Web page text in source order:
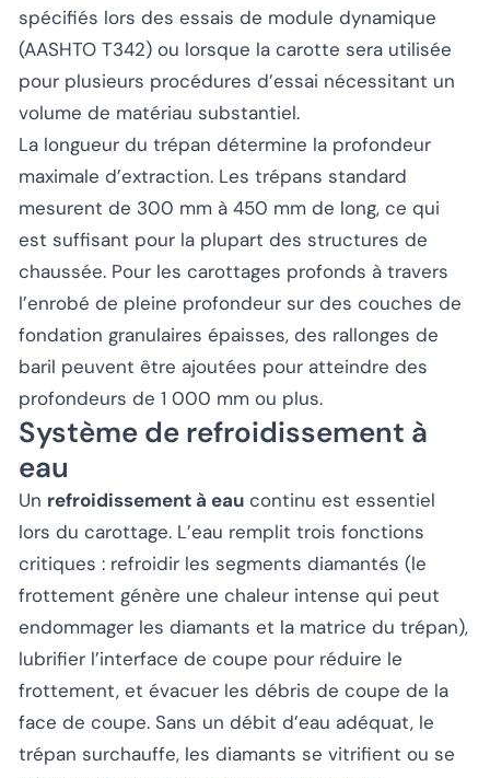
spécifiés lors des essais de module dynamique
(AASHTO T342) ou lorsque la carotte sera utilisée
pour plusieurs procédures d’essai nécessitant un
volume de matériau substantiel.
La longueur du trépan détermine la profondeur
maximale d’extraction. Les trépans standard
mesurent de 300 mm à 450 mm de long, ce qui
est suffisant pour la plupart des structures de
chaussée. Pour les carottages profonds à travers
l’enrobé de pleine profondeur sur des couches de
fondation granulaires épaisses, des rallonges de
baril peuvent être ajoutées pour atteindre des
profondeurs de 1 000 mm ou plus.
Système de refroidissement à
eau
Un refroidissement à eau continu est essentiel
lors du carottage. L’eau remplit trois fonctions
critiques : refroidir les segments diamantés (le
frottement génère une chaleur intense qui peut
endommager les diamants et la matrice du trépan),
lubrifier l’interface de coupe pour réduire le
frottement, et évacuer les débris de coupe de la
face de coupe. Sans un débit d’eau adéquat, le
trépan surchauffe, les diamants se vitrifient ou se